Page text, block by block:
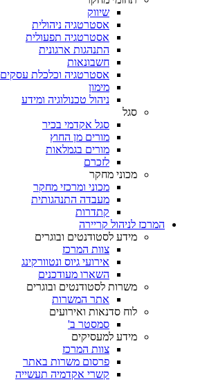
שיווק
אסטרטגיה ניהולית
אסטרטגיה תפעולית
התנהגות ארגונית
חשבונאות
אסטרטגיה וכלכלת עסקים
מימון
ניהול טכנולוגיה ומידע
סגל
סגל אקדמי בכיר
מורים מן החוץ
מורים בגמלאות
לזכרם
מכוני מחקר
מכוני ומרכזי מחקר
מעבדה התנהגותית
קתדרות
המרכז לניהול קריירה
מידע לסטודנטים ובוגרים
צוות המרכז
אירועי גיוס ונטוורקינג
השארו מעודכנים
משרות לסטודנטים ובוגרים
אתר המשרות
לוח סדנאות ואירועים
סמסטר ב'
מידע למעסיקים
צוות המרכז
פרסום משרות באתר
קשרי אקדמיה תעשייה